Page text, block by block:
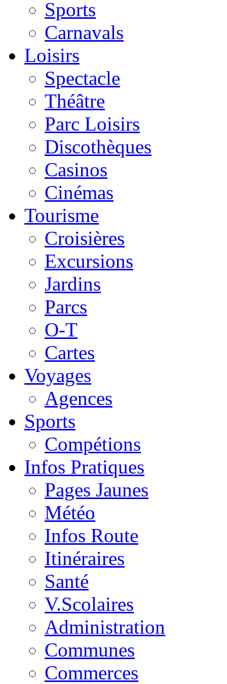
Sports
Carnavals
Loisirs
Spectacle
Théâtre
Parc Loisirs
Discothèques
Casinos
Cinémas
Tourisme
Croisières
Excursions
Jardins
Parcs
O-T
Cartes
Voyages
Agences
Sports
Compétions
Infos Pratiques
Pages Jaunes
Météo
Infos Route
Itinéraires
Santé
V.Scolaires
Administration
Communes
Commerces